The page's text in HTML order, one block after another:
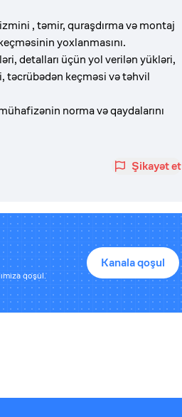
, təmir, quraşdırma və montaj
yoxlanmasını.
detalları üçün yol verilən yükləri,
təcrübədən keçməsi və təhvil
norma və qaydalarını
Şikayət et
qoşul.
Kanala qoşul